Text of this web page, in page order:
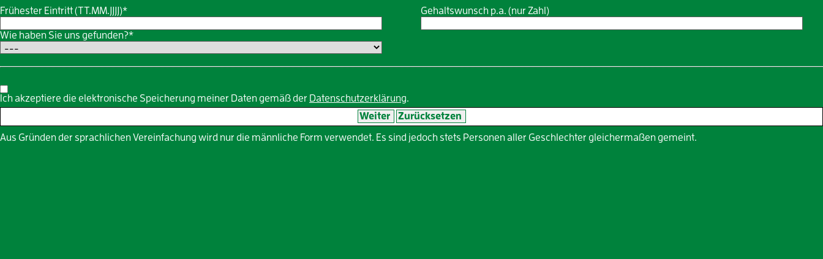
Frühester Eintritt (TT.MM.JJJJ)*
Gehaltswunsch p.a. (nur Zahl)
Wie haben Sie uns gefunden?*
Ich akzeptiere die elektronische Speicherung meiner Daten gemäß der Datenschutzerklärung.
Aus Gründen der sprachlichen Vereinfachung wird nur die männliche Form verwendet. Es sind jedoch stets Personen aller Geschlechter gleichermaßen gemeint.